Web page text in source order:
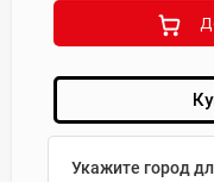
Укажите город